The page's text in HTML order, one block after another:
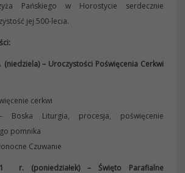
Pańskiego w Horostycie serdecznie
jej 500-lecia.
– Uroczystości Poświęcenia Cerkwi
cerkwi
Boska Liturgia, procesja, poświęcenie
pomnika
Czuwanie
r. (poniedziałek) – Święto Parafialne